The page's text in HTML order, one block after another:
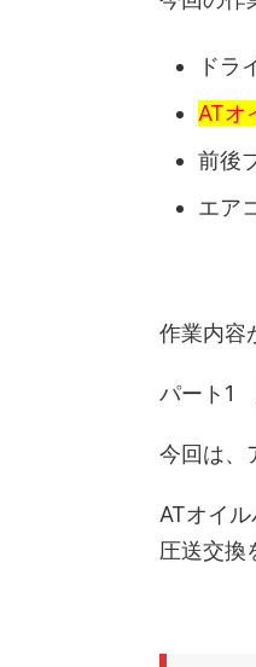
ドラ
ATオ
前後
エア
作業内容
パート1
今回は、
ATオイ
圧送交換